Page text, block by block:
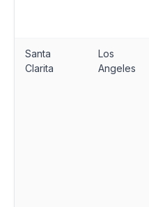
Santa
Clarita
Los
Angeles